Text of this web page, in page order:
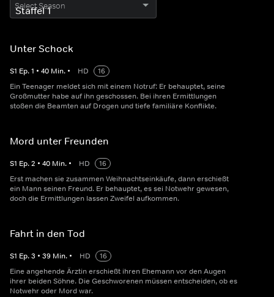
Select Season
Unter Schock
S1 Ep.1 • 40 Min. • HD
16
Ein Teenager meldet sich mit einem Notruf: Er behauptet, seine
Großmutter habe auf ihn geschossen. Bei ihren Ermittlungen
stoßen die Beamten auf Drogen und tiefe familiäre Konflikte.
Mord unter Freunden
S1 Ep.2 • 40 Min. • HD
16
Erst machen sie zusammen Weihnachtseinkäufe, dann erschießt
ein Mann seinen Freund. Er behauptet, es sei Notwehr gewesen,
doch die Ermittlungen lassen Zweifel aufkommen.
Fahrt in den Tod
S1 Ep.3 • 39 Min. • HD
16
Eine angehende Ärztin erschießt ihren Ehemann vor den Augen
ihrer beiden Söhne. Die Geschworenen müssen entscheiden, ob es
Notwehr oder Mord war.